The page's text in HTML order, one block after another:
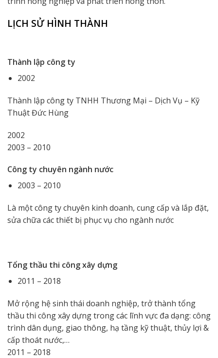
LỊCH SỬ HÌNH THÀNH
Thành lập công ty
2002
Thành lập công ty TNHH Thương Mại – Dịch Vụ – Kỹ
Thuật Đức Hùng
2002
2003 – 2010
Công ty chuyên ngành nước
2003 – 2010
Là một công ty chuyên kinh doanh, cung cấp và lắp đặt,
sửa chữa các thiết bị phục vụ cho ngành nước
Tổng thầu thi công xây dựng
2011 – 2018
Mở rộng hệ sinh thái doanh nghiệp, trở thành tổng
thầu thi công xây dựng trong các lĩnh vực đa dạng: công
trình dân dụng, giao thông, hạ tầng kỹ thuật, thủy lợi &
cấp thoát nước,…
2011 – 2018